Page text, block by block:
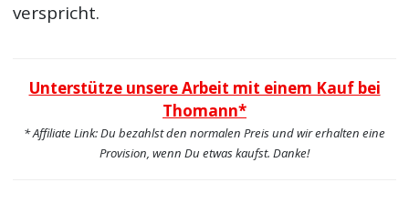
verspricht.
Unterstütze unsere Arbeit mit einem Kauf bei
Thomann*
* Affiliate Link: Du bezahlst den normalen Preis und wir erhalten eine
Provision, wenn Du etwas kaufst. Danke!